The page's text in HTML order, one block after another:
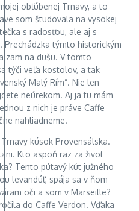
obľúbenej Trnavy, a to
som študovala na vysokej
s radosťou, ale aj s
Prechádzka týmto historickým
na dušu. V tomto
týči veľa kostolov, a tak
Malý Rím”. Nie len
neúrekom. Aj ja tu mám
z nich je práve Caffe
nahliadneme.
kúsok Provensálska.
Kto aspoň raz za život
Tento pútavý kút južného
levandúľ, spája sa v ňom
oči a som v Marseille?
do Caffe Verdon. Vďaka